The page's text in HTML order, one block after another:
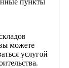
пункты
можете
услугой